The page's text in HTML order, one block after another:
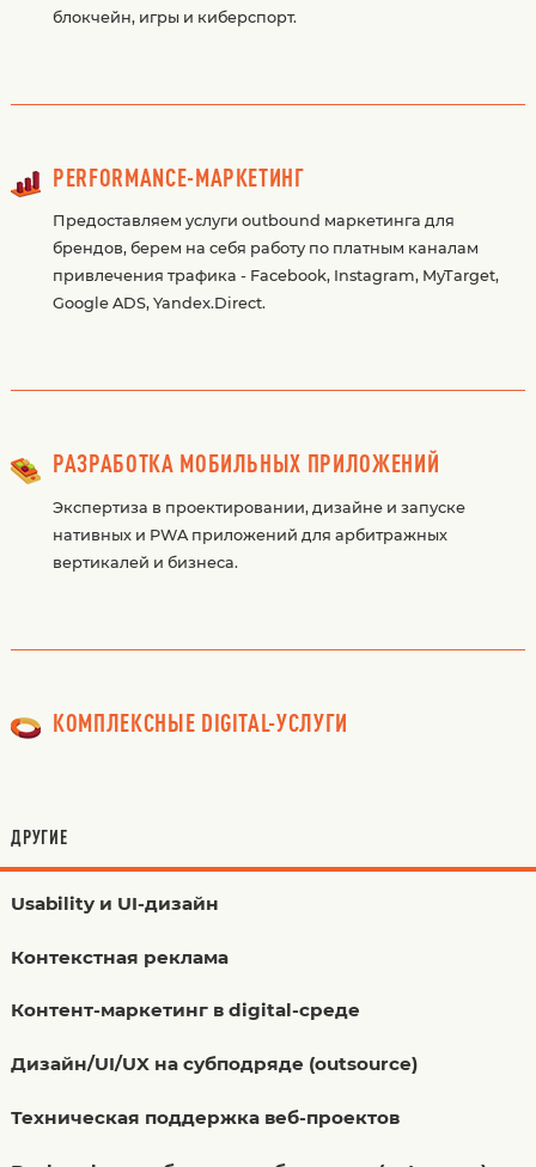
блокчейн, игры и киберспорт.
PERFORMANCE-МАРКЕТИНГ
Предоставляем услуги outbound маркетинга для
брендов, берем на себя работу по платным каналам
привлечения трафика - Facebook, Instagram, MyTarget,
Google ADS, Yandex.Direct.
РАЗРАБОТКА МОБИЛЬНЫХ ПРИЛОЖЕНИЙ
Экспертиза в проектировании, дизайне и запуске
нативных и PWA приложений для арбитражных
вертикалей и бизнеса.
КОМПЛЕКСНЫЕ DIGITAL-УСЛУГИ
ДРУГИЕ
Usability и UI-дизайн
Контекстная реклама
Контент-маркетинг в digital-среде
Дизайн/UI/UX на субподряде (outsource)
Техническая поддержка веб-проектов